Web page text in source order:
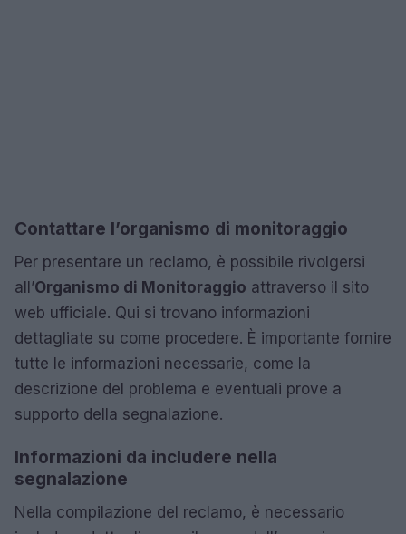
Contattare l’organismo di monitoraggio
Per presentare un reclamo, è possibile rivolgersi
all’Organismo di Monitoraggio attraverso il sito
web ufficiale. Qui si trovano informazioni
dettagliate su come procedere. È importante fornire
tutte le informazioni necessarie, come la
descrizione del problema e eventuali prove a
supporto della segnalazione.
Informazioni da includere nella
segnalazione
Nella compilazione del reclamo, è necessario